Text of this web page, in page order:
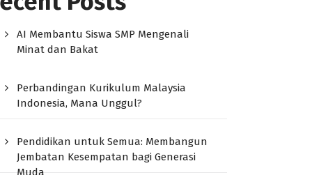
AI Membantu Siswa SMP Mengenali
Minat dan Bakat
Perbandingan Kurikulum Malaysia
Indonesia, Mana Unggul?
Pendidikan untuk Semua: Membangun
Jembatan Kesempatan bagi Generasi
Muda